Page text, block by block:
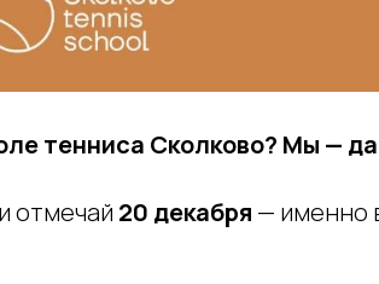
тенниса Сколково? Мы —
отмечай 20 декабря — именно